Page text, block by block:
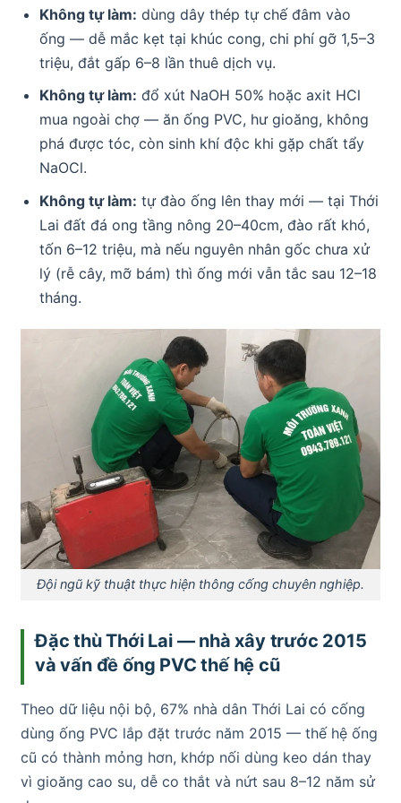
Không tự làm: dùng dây thép tự chế đâm vào
ống — dễ mắc kẹt tại khúc cong, chi phí gỡ 1,5–3
triệu, đắt gấp 6–8 lần thuê dịch vụ.
Không tự làm: đổ xút NaOH 50% hoặc axit HCl
mua ngoài chợ — ăn ống PVC, hư gioăng, không
phá được tóc, còn sinh khí độc khi gặp chất tẩy
NaOCl.
Không tự làm: tự đào ống lên thay mới — tại Thới
Lai đất đá ong tầng nông 20–40cm, đào rất khó,
tốn 6–12 triệu, mà nếu nguyên nhân gốc chưa xử
lý (rễ cây, mỡ bám) thì ống mới vẫn tắc sau 12–18
tháng.
Đội ngũ kỹ thuật thực hiện thông cống chuyên nghiệp.
Đặc thù Thới Lai — nhà xây trước 2015
và vấn đề ống PVC thế hệ cũ
Theo dữ liệu nội bộ, 67% nhà dân Thới Lai có cống
dùng ống PVC lắp đặt trước năm 2015 — thế hệ ống
cũ có thành mỏng hơn, khớp nối dùng keo dán thay
vì gioăng cao su, dễ co thắt và nứt sau 8–12 năm sử